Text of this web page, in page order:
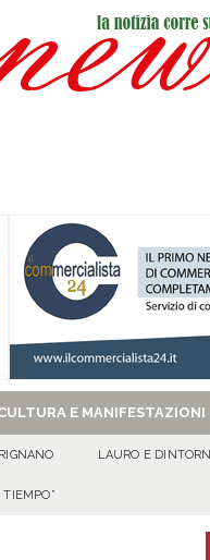
un’auto
a Serino: pretendiamo
EVIDENZA
e santa Sabina
E MANIFESTAZIONI
LAURO E DINTORNI
TIEMPO”